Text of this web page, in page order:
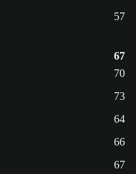
57
67
70
73
64
66
67